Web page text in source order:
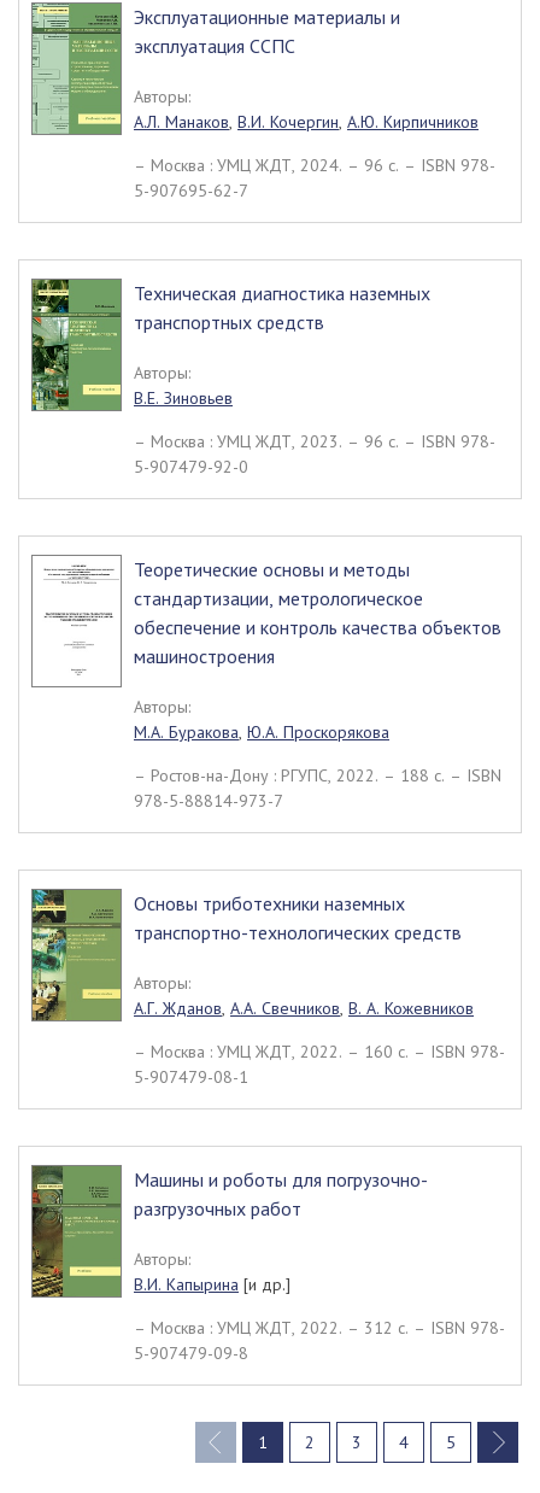
Эксплуатационные материалы и
эксплуатация ССПС
Авторы:
А.Л. Манаков, В.И. Кочергин, А.Ю. Кирпичников
– Москва : УМЦ ЖДТ, 2024. – 96 c. – ISBN 978-
5-907695-62-7
Техническая диагностика наземных
транспортных средств
Авторы:
В.Е. Зиновьев
– Москва : УМЦ ЖДТ, 2023. – 96 c. – ISBN 978-
5-907479-92-0
Теоретические основы и методы
стандартизации, метрологическое
обеспечение и контроль качества объектов
машиностроения
Авторы:
М.А. Буракова, Ю.А. Проскорякова
– Ростов-на-Дону : РГУПС, 2022. – 188 c. – ISBN
978-5-88814-973-7
Основы триботехники наземных
транспортно-технологических средств
Авторы:
А.Г. Жданов, А.А. Свечников, В. А. Кожевников
– Москва : УМЦ ЖДТ, 2022. – 160 c. – ISBN 978-
5-907479-08-1
Машины и роботы для погрузочно-
разгрузочных работ
Авторы:
В.И. Капырина [и др.]
– Москва : УМЦ ЖДТ, 2022. – 312 c. – ISBN 978-
5-907479-09-8
1(current)
2 3 4 5